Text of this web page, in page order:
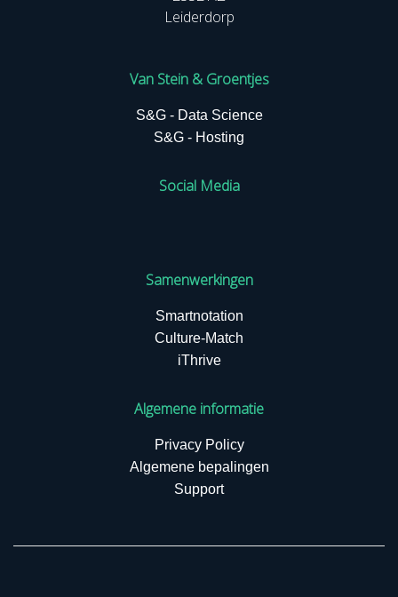
Leiderdorp
Van Stein & Groentjes
S&G - Data Science
S&G - Hosting
Social Media
Samenwerkingen
Smartnotation
Culture-Match
iThrive
Algemene informatie
Privacy Policy
Algemene bepalingen
Support